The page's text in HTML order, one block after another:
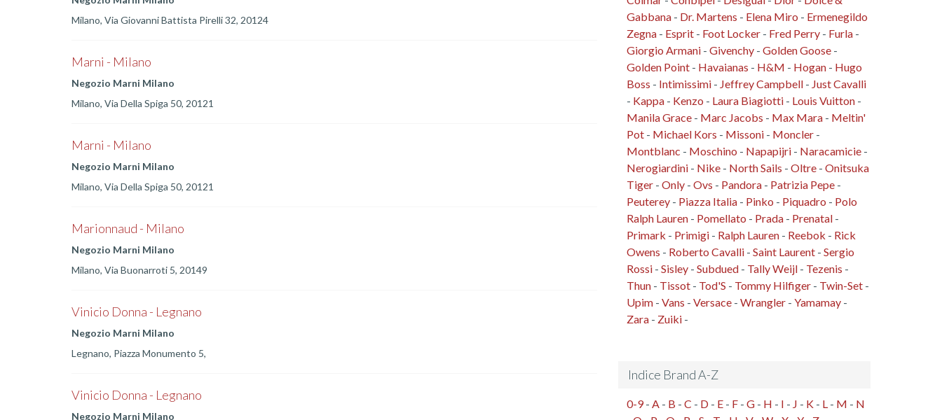
Milano, Via Giovanni Battista Pirelli 32, 20124
Marni - Milano
Negozio Marni Milano
Milano, Via Della Spiga 50, 20121
Marni - Milano
Negozio Marni Milano
Milano, Via Della Spiga 50, 20121
Marionnaud - Milano
Negozio Marni Milano
Milano, Via Buonarroti 5, 20149
Vinicio Donna - Legnano
Negozio Marni Milano
Legnano, Piazza Monumento 5,
Vinicio Donna - Legnano
Negozio Marni Milano
Gabbana - Dr. Martens - Elena Miro - Ermenegildo
Zegna - Esprit - Foot Locker - Fred Perry - Furla -
Giorgio Armani - Givenchy - Golden Goose -
Golden Point - Havaianas - H&M - Hogan - Hugo
Boss - Intimissimi - Jeffrey Campbell - Just Cavalli
- Kappa - Kenzo - Laura Biagiotti - Louis Vuitton -
Manila Grace - Marc Jacobs - Max Mara - Meltin'
Pot - Michael Kors - Missoni - Moncler -
Montblanc - Moschino - Napapijri - Naracamicie -
Nerogiardini - Nike - North Sails - Oltre - Onitsuka
Tiger - Only - Ovs - Pandora - Patrizia Pepe -
Peuterey - Piazza Italia - Pinko - Piquadro - Polo
Ralph Lauren - Pomellato - Prada - Prenatal -
Primark - Primigi - Ralph Lauren - Reebok - Rick
Owens - Roberto Cavalli - Saint Laurent - Sergio
Rossi - Sisley - Subdued - Tally Weijl - Tezenis -
Thun - Tissot - Tod'S - Tommy Hilfiger - Twin-Set -
Upim - Vans - Versace - Wrangler - Yamamay -
Zara - Zuiki -
Indice Brand A-Z
0-9- A - B - C - D - E - F - G - H - I - J - K - L - M - N